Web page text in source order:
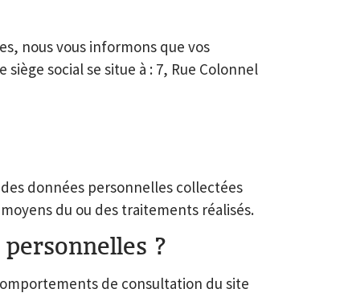
nous vous informons que vos
social se situe à : 7, Rue Colonnel
données personnelles collectées
du ou des traitements réalisés.
?
de consultation du site